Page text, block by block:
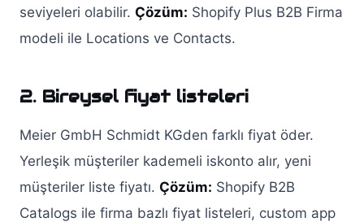
seviyeleri olabilir. Çözüm: Shopify Plus B2B Firma
modeli ile Locations ve Contacts.
2. Bireysel fiyat listeleri
Meier GmbH Schmidt KGden farklı fiyat öder.
Yerleşik müşteriler kademeli iskonto alır, yeni
müşteriler liste fiyatı. Çözüm: Shopify B2B
Catalogs ile firma bazlı fiyat listeleri, custom app